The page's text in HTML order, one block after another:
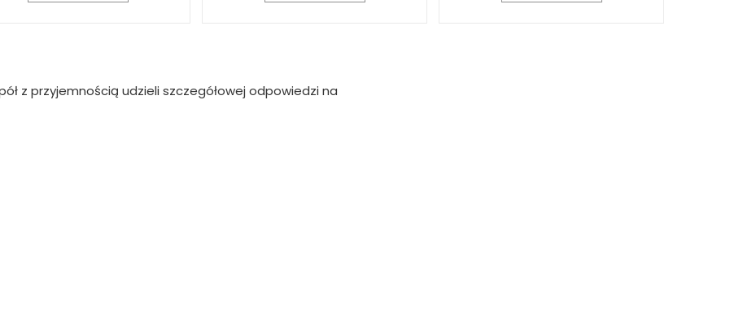
z przyjemnością udzieli szczegółowej odpowiedzi na